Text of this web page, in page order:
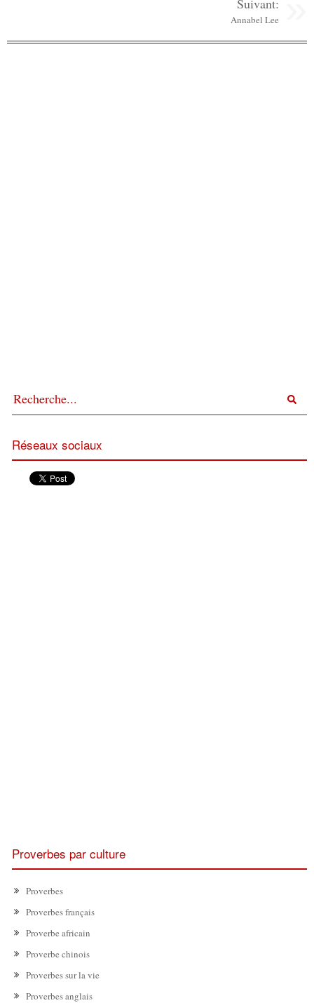
Suivant:
Annabel Lee
Réseaux sociaux
Proverbes par culture
Proverbes
Proverbes français
Proverbe africain
Proverbe chinois
Proverbes sur la vie
Proverbes anglais